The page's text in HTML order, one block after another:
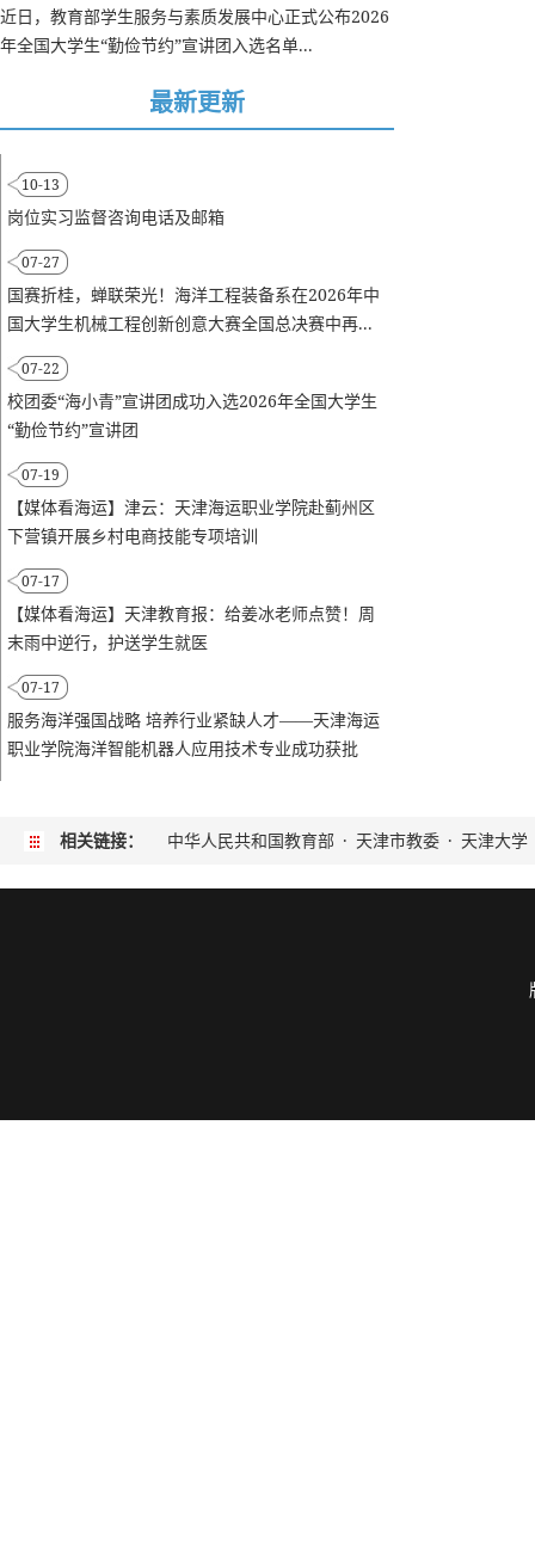
​近日，教育部学生服务与素质发展中心正式公布2026
年全国大学生“勤俭节约”宣讲团入选名单...
最新更新
10-13
岗位实习监督咨询电话及邮箱
07-27
国赛折桂，蝉联荣光！海洋工程装备系在2026年中
国大学生机械工程创新创意大赛全国总决赛中再...
07-22
校团委“海小青”宣讲团成功入选2026年全国大学生
“勤俭节约”宣讲团
07-19
【媒体看海运】津云：天津海运职业学院赴蓟州区
下营镇开展乡村电商技能专项培训
07-17
【媒体看海运】天津教育报：给姜冰老师点赞！周
末雨中逆行，护送学生就医
07-17
服务海洋强国战略 培养行业紧缺人才——天津海运
职业学院海洋智能机器人应用技术专业成功获批
相关链接： 中华人民共和国教育部 · 天津市教委 · 天津大学